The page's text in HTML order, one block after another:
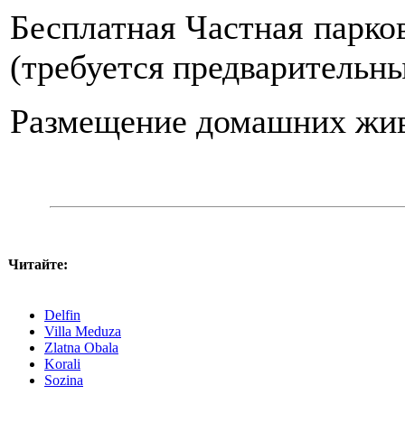
Бесплатная Частная
(требуется
Размещение домашних
Читайте:
Delfin
Villa Meduza
Zlatna Obala
Korali
Sozina